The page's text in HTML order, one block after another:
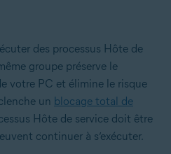
des processus Hôte de
groupe préserve le
votre PC et élimine le risque
un blocage total de
Hôte de service doit être
continuer à s’exécuter.